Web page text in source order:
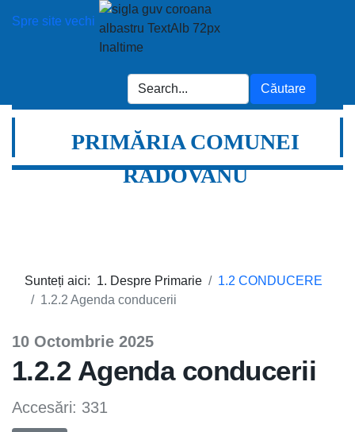
Spre site vechi
PRIMĂRIA COMUNEI
RADOVANU
Sunteți aici: 1. Despre Primarie
1.2 CONDUCERE
1.2.2 Agenda conducerii
1.2.2 Agenda conducerii
10 Octombrie 2025
Accesări: 331